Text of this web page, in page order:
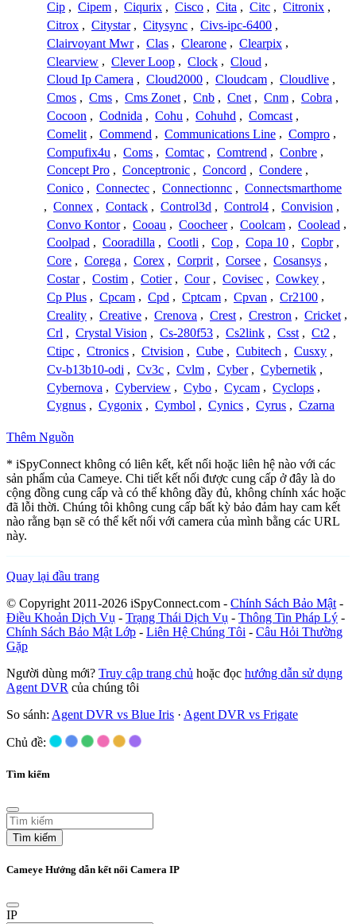
Cip , Cipem , Ciqurix , Cisco , Cita , Citc , Citronix ,
Citrox , Citystar , Citysync , Civs-ipc-6400 ,
Clairvoyant Mwr , Clas , Clearone , Clearpix ,
Clearview , Clever Loop , Clock , Cloud ,
Cloud Ip Camera , Cloud2000 , Cloudcam , Cloudlive ,
Cmos , Cms , Cms Zonet , Cnb , Cnet , Cnm , Cobra ,
Cocoon , Codnida , Cohu , Cohuhd , Comcast ,
Comelit , Commend , Communications Line , Compro ,
Compufix4u , Coms , Comtac , Comtrend , Conbre ,
Concept Pro , Conceptronic , Concord , Condere ,
Conico , Connectec , Connectionnc , Connectsmarthome
, Connex , Contack , Control3d , Control4 , Convision ,
Convo Kontor , Cooau , Coocheer , Coolcam , Coolead ,
Coolpad , Cooradilla , Cootli , Cop , Copa 10 , Copbr ,
Core , Corega , Corex , Corprit , Corsee , Cosansys ,
Costar , Costim , Cotier , Cour , Covisec , Cowkey ,
Cp Plus , Cpcam , Cpd , Cptcam , Cpvan , Cr2100 ,
Creality , Creative , Crenova , Crest , Crestron , Cricket ,
Crl , Crystal Vision , Cs-280f53 , Cs2link , Csst , Ct2 ,
Ctipc , Ctronics , Ctvision , Cube , Cubitech , Cusxy ,
Cv-b13b10-odi , Cv3c , Cvlm , Cyber , Cybernetik ,
Cybernova , Cyberview , Cybo , Cycam , Cyclops ,
Cygnus , Cygonix , Cymbol , Cynics , Cyrus , Czarna
Thêm Nguồn
* iSpyConnect không có liên kết, kết nối hoặc liên hệ nào với các
sản phẩm của Cameye. Chi tiết kết nối được cung cấp ở đây là do
cộng đồng cung cấp và có thể không đầy đủ, không chính xác hoặc
đã lỗi thời. Chúng tôi không cung cấp bất kỳ bảo đảm hay cam kết
nào rằng bạn sẽ có thể kết nối với camera của mình bằng các URL
này.
Quay lại đầu trang
© Copyright 2011-2026 iSpyConnect.com - Chính Sách Bảo Mật -
Điều Khoản Dịch Vụ - Trạng Thái Dịch Vụ - Thông Tin Pháp Lý -
Chính Sách Bảo Mật Lớp - Liên Hệ Chúng Tôi - Câu Hỏi Thường
Gặp
Người dùng mới? Truy cập trang chủ hoặc đọc hướng dẫn sử dụng
Agent DVR của chúng tôi
So sánh: Agent DVR vs Blue Iris · Agent DVR vs Frigate
Chủ đề:
Tìm kiếm
Tìm kiếm
Cameye Hướng dẫn kết nối Camera IP
IP